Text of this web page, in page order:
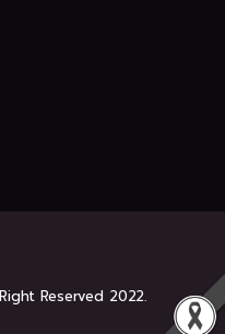
Reserved 2022.